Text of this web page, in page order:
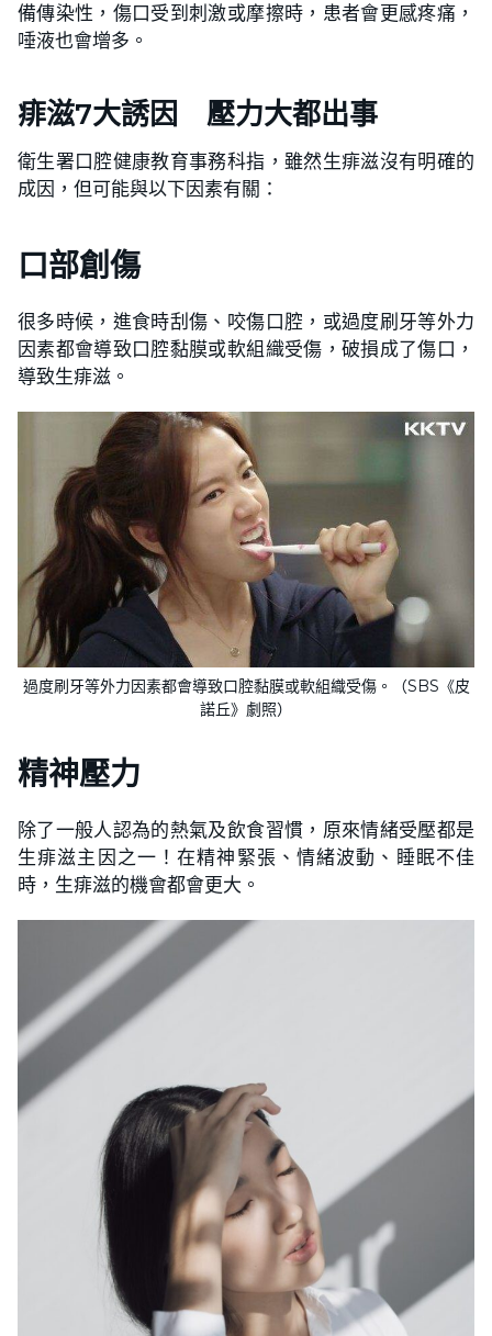
備傳染性，傷口受到刺激或摩擦時，患者會更感疼痛，
唾液也會增多。
痱滋7大誘因 壓力大都出事
衛生署口腔健康教育事務科指，雖然生痱滋沒有明確的
成因，但可能與以下因素有關：
口部創傷
很多時候，進食時刮傷、咬傷口腔，或過度刷牙等外力
因素都會導致口腔黏膜或軟組織受傷，破損成了傷口，
導致生痱滋。
過度刷牙等外力因素都會導致口腔黏膜或軟組織受傷。（SBS《皮
諾丘》劇照）
精神壓力
除了一般人認為的熱氣及飲食習慣，原來情緒受壓都是
生痱滋主因之一！在精神緊張、情緒波動、睡眠不佳
時，生痱滋的機會都會更大。